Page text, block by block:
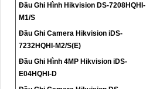
Đầu Ghi Hình Hikvision DS-7208HQHI-
M1/S
Đầu Ghi Camera Hikvision iDS-
7232HQHI-M2/S(E)
Đầu Ghi Hình 4MP Hikvision iDS-
E04HQHI-D